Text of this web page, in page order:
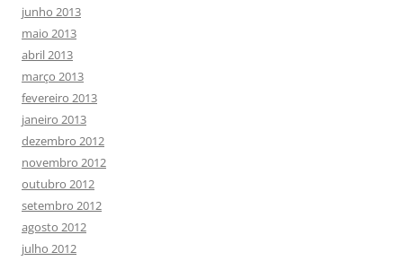
junho 2013
maio 2013
abril 2013
março 2013
fevereiro 2013
janeiro 2013
dezembro 2012
novembro 2012
outubro 2012
setembro 2012
agosto 2012
julho 2012